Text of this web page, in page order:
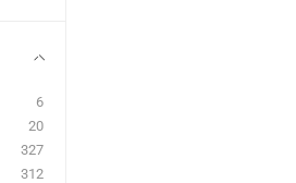
6
20
327
312